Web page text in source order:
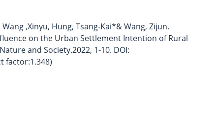
,Xinyu, Hung, Tsang-Kai*& Wang, Zijun.
on the Urban Settlement Intention of Rural
and Society.2022, 1-10. DOI:
factor:1.348)